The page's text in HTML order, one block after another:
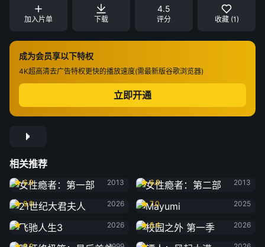
加入片单 下载
4.5
评分 收藏 (1)
成为会员享以下特权
4K超高清去广告特权更快的播放速度(需最新版谷歌浏览器)
立即开通
相关推荐
女性瘾者：第一部
6.9
2013
6.8
2013
21世纪大君夫人
8.0
2026
Mayumi
7.0
2025
飞驰人生3
2026
校园之外 第一季
8.4
2026
强奸终极篇：最后羔羊
镖人：风起大漠